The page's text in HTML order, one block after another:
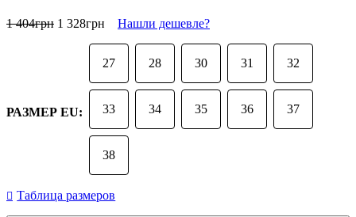
1 404грн 1 328грн Нашли дешевле?
РАЗМЕР EU:
27 28 30 31 32
33 34 35 36 37
38
Таблица размеров